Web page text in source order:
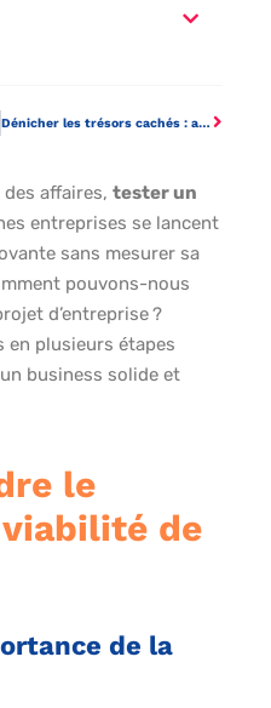
Dénicher les trésors cachés : aides financières insoupçonnées pour startups
affaires, tester un
entreprises se lancent
sans mesurer sa
pouvons-nous
d’entreprise ?
en plusieurs étapes
business solide et
le
de
de la